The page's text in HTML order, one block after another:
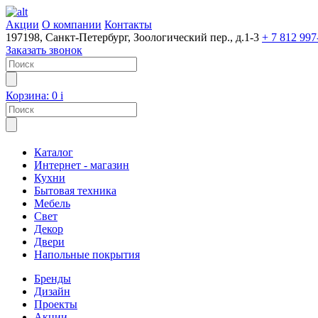
Акции О компании Контакты
197198, Санкт-Петербург, Зоологический пер., д.1-3 + 7 812
Заказать звонок
Корзина: 0 i
Каталог
Интернет - магазин
Кухни
Бытовая техника
Мебель
Свет
Декор
Двери
Напольные покрытия
Бренды
Дизайн
Проекты